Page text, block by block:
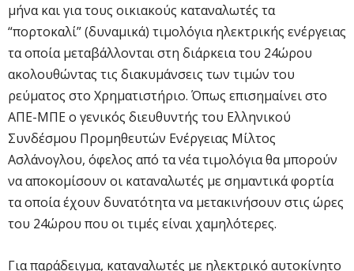
μήνα και για τους οικιακούς καταναλωτές τα
“πορτοκαλί” (δυναμικά) τιμολόγια ηλεκτρικής ενέργειας
τα οποία μεταβάλλονται στη διάρκεια του 24ώρου
ακολουθώντας τις διακυμάνσεις των τιμών του
ρεύματος στο Χρηματιστήριο. Όπως επισημαίνει στο
ΑΠΕ-ΜΠΕ ο γενικός διευθυντής του Ελληνικού
Συνδέσμου Προμηθευτών Ενέργειας Μίλτος
Ασλάνογλου, όφελος από τα νέα τιμολόγια θα μπορούν
να αποκομίσουν οι καταναλωτές με σημαντικά φορτία
τα οποία έχουν δυνατότητα να μετακινήσουν στις ώρες
του 24ώρου που οι τιμές είναι χαμηλότερες.
Για παράδειγμα, καταναλωτές με ηλεκτρικό αυτοκίνητο